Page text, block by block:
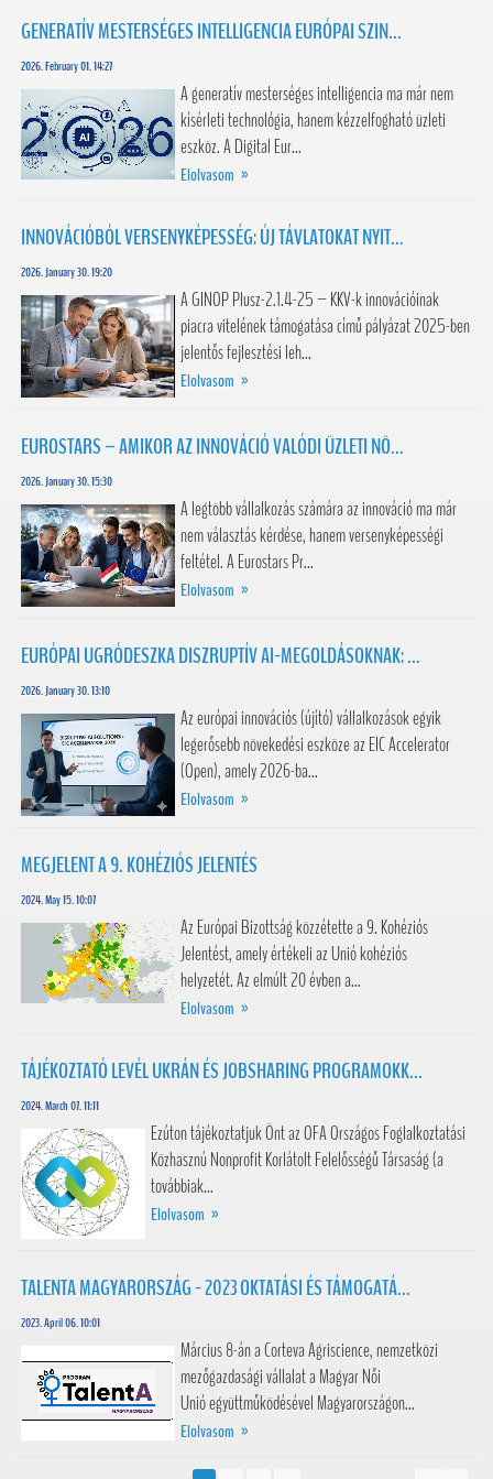
GENERATÍV MESTERSÉGES INTELLIGENCIA EURÓPAI SZIN...
2026. February 01. 14:27
A generatív mesterséges intelligencia ma már nem
kísérleti technológia, hanem kézzelfogható üzleti
eszköz. A Digital Eur...
Elolvasom »
INNOVÁCIÓBÓL VERSENYKÉPESSÉG: ÚJ TÁVLATOKAT NYIT...
2026. January 30. 19:20
A GINOP Plusz-2.1.4-25 – KKV-k innovációinak
piacra vitelének támogatása című pályázat 2025-ben
jelentős fejlesztési leh...
Elolvasom »
EUROSTARS – AMIKOR AZ INNOVÁCIÓ VALÓDI ÜZLETI NÖ...
2026. January 30. 15:30
A legtöbb vállalkozás számára az innováció ma már
nem választás kérdése, hanem versenyképességi
feltétel. A Eurostars Pr...
Elolvasom »
EURÓPAI UGRÓDESZKA DISZRUPTÍV AI-MEGOLDÁSOKNAK: ...
2026. January 30. 13:10
Az európai innovációs (újító) vállalkozások egyik
legerősebb növekedési eszköze az EIC Accelerator
(Open), amely 2026-ba...
Elolvasom »
MEGJELENT A 9. KOHÉZIÓS JELENTÉS
2024. May 15. 10:07
Az Európai Bizottság közzétette a 9. Kohéziós
Jelentést, amely értékeli az Unió kohéziós
helyzetét. Az elmúlt 20 évben a...
Elolvasom »
TÁJÉKOZTATÓ LEVÉL UKRÁN ÉS JOBSHARING PROGRAMOKK...
2024. March 07. 11:11
Ezúton tájékoztatjuk Önt az OFA Országos Foglalkoztatási
Közhasznú Nonprofit Korlátolt Felelősségű Társaság (a
továbbiak...
Elolvasom »
TALENTA MAGYARORSZÁG - 2023 OKTATÁSI ÉS TÁMOGATÁ...
2023. April 06. 10:01
Március 8-án a Corteva Agriscience, nemzetközi
mezőgazdasági vállalat a Magyar Női
Unió együttműködésével Magyarországon...
Elolvasom »